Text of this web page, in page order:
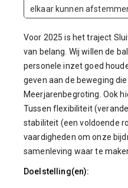
elkaar kunnen
Voor 2025 is het traject
van belang. Wij willen de
personele inzet goed
geven aan de beweging
Meerjarenbegroting. Ook
Tussen flexibiliteit
stabiliteit (een voldoende
vaardigheden om onze
samenleving waar te
Doelstelling(en):